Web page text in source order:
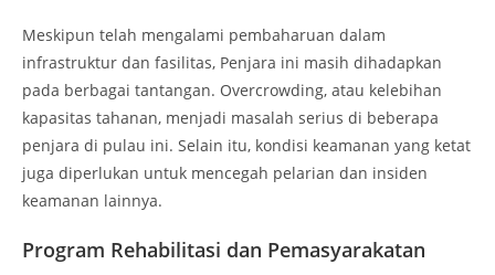
Meskipun telah mengalami pembaharuan dalam
infrastruktur dan fasilitas, Penjara ini masih dihadapkan
pada berbagai tantangan. Overcrowding, atau kelebihan
kapasitas tahanan, menjadi masalah serius di beberapa
penjara di pulau ini. Selain itu, kondisi keamanan yang ketat
juga diperlukan untuk mencegah pelarian dan insiden
keamanan lainnya.
Program Rehabilitasi dan Pemasyarakatan